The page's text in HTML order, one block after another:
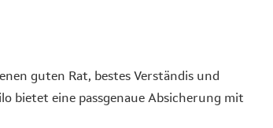
guten Rat, bestes Verständis und
bietet eine passgenaue Absicherung mit